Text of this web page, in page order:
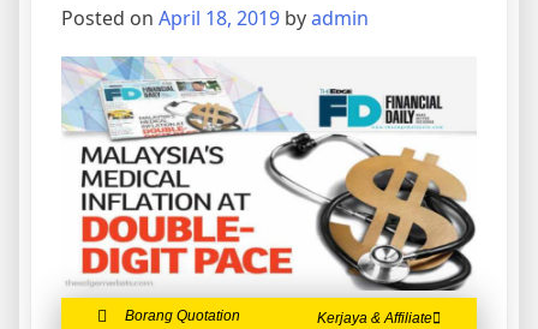
Posted on April 18, 2019 byadmin
Borang Quotation Kerjaya & Affiliate